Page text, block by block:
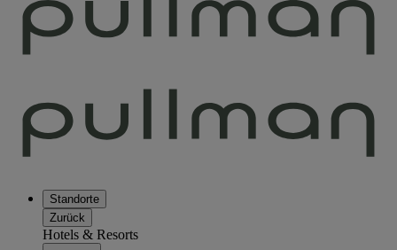
Standorte
Zurück
Hotels & Resorts